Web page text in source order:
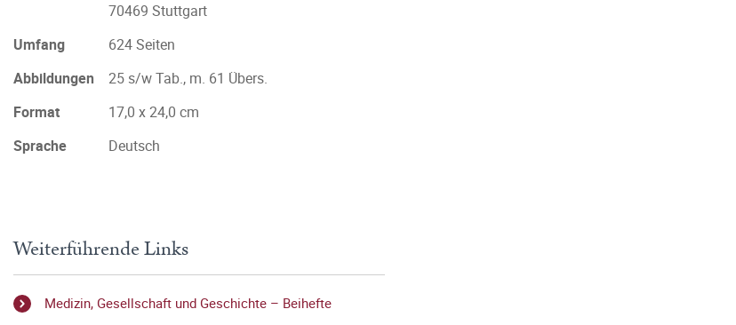
70469 Stuttgart
Umfang
624 Seiten
Abbildungen
25 s/w Tab., m. 61 Übers.
Format
17,0 x 24,0 cm
Sprache
Deutsch
Weiterführende Links
Medizin, Gesellschaft und Geschichte – Beihefte